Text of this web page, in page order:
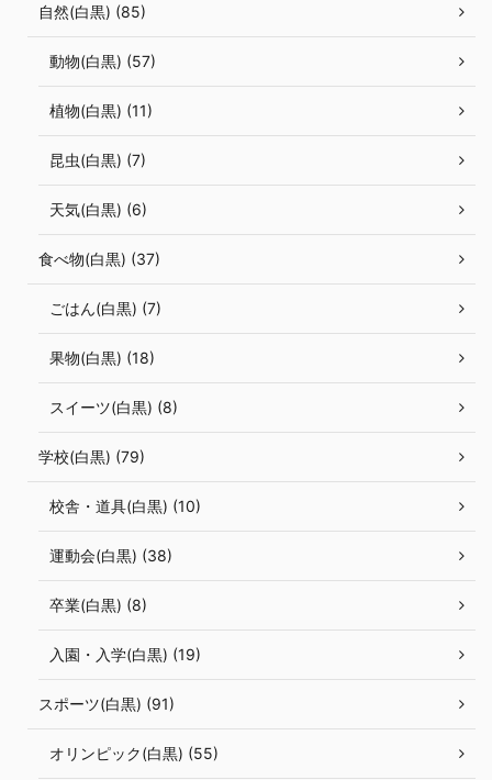
自然(白黒) (85)
動物(白黒) (57)
植物(白黒) (11)
昆虫(白黒) (7)
天気(白黒) (6)
食べ物(白黒) (37)
ごはん(白黒) (7)
果物(白黒) (18)
スイーツ(白黒) (8)
学校(白黒) (79)
校舎・道具(白黒) (10)
運動会(白黒) (38)
卒業(白黒) (8)
入園・入学(白黒) (19)
スポーツ(白黒) (91)
オリンピック(白黒) (55)